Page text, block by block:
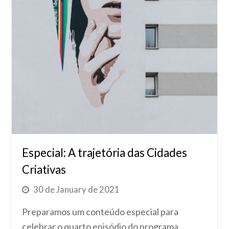
Especial: A trajetória das Cidades
Criativas
30 de January de 2021
Preparamos um conteúdo especial para
celebrar o quarto episódio do programa